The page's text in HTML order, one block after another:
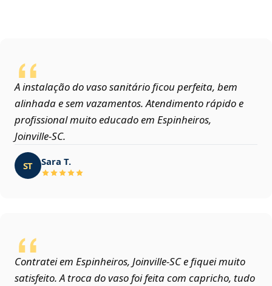
A instalação do vaso sanitário ficou perfeita, bem
alinhada e sem vazamentos. Atendimento rápido e
profissional muito educado em Espinheiros,
Joinville‑SC.
ST Sara T.
Contratei em Espinheiros, Joinville‑SC e fiquei muito
satisfeito. A troca do vaso foi feita com capricho, tudo